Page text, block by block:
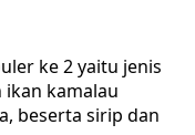
ke 2 yaitu jenis
ikan kamalau
beserta sirip dan